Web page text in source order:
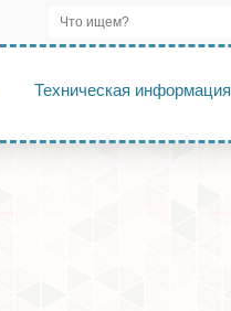
Техническая информация